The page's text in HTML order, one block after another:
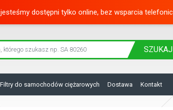
jesteśmy dostępni tylko online, bez wsparcia
SZUKAJ
Filtry do samochodów ciężarowych Dostawa Kontakt